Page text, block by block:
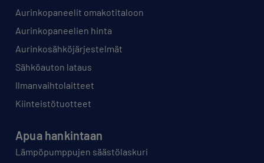
Aurinkopaneelit omakotitaloon
Aurinkopaneelien hinta
Aurinkosähköjärjestelmät
Sähköauton lataus
Ilmanvaihtolaitteet
Kiinteistötuotteet
Apua hankintaan
Lämpöpumppujen säästölaskuri